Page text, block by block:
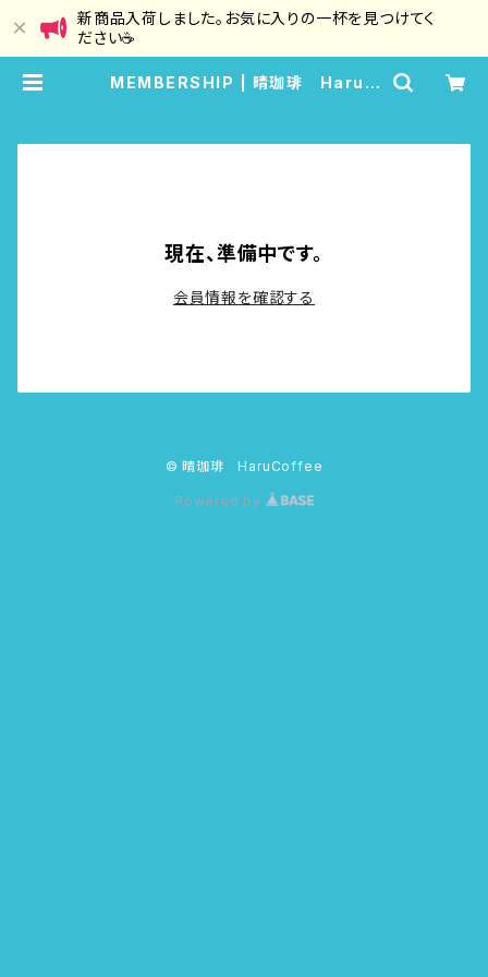
新商品入荷しました。お気に入りの一杯を見つけてく
ださい☕
MEMBERSHIP | 晴珈琲 HaruC
現在、準備中です。
会員情報を確認する
© 晴珈琲 HaruCoffee
Powered by